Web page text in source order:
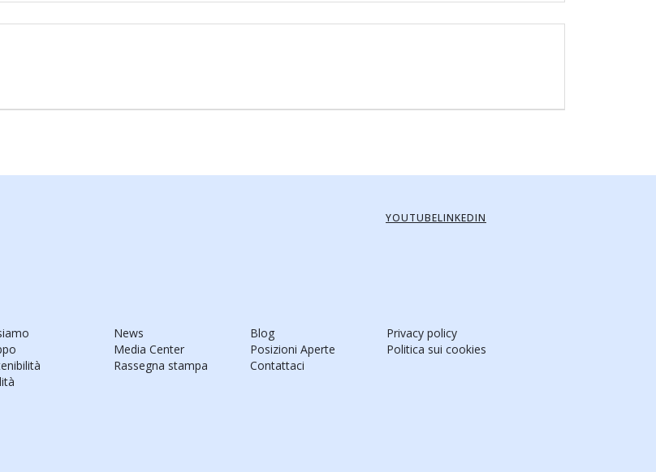
YOUTUBELINKEDIN
News
Media Center
Rassegna stampa
Blog
Posizioni Aperte
Contattaci
Privacy policy
Politica sui cookies